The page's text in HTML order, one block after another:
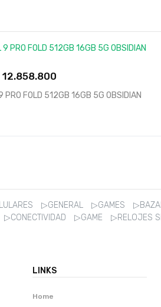
PRO FOLD 512GB 16GB 5G OBSIDIAN
▷GENERAL ▷GAMES
▷CONECTIVIDAD ▷GAME ▷RELOJES
LINKS
Home